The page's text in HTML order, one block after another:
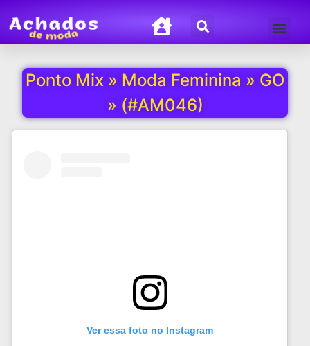
Ponto Mix » Moda Feminina » GO
» (#AM046)
Ver essa foto no Instagram